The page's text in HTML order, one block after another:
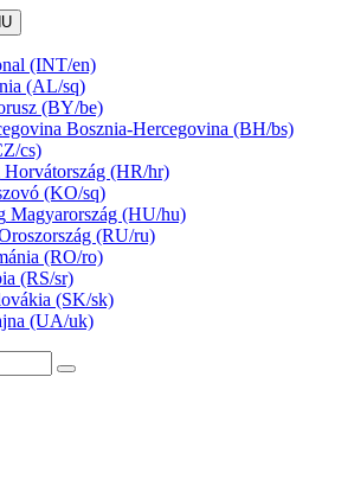
(INT/en)
(AL/sq)
(BY/be)
Bosznia-Hercegovina (BH/bs)
cs)
Horvátország (HR/hr)
(KO/sq)
Magyarország (HU/hu)
(RU/ru)
(RO/ro)
(RS/sr)
(SK/sk)
(UA/uk)